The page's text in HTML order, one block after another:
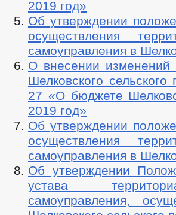
2019 год»
Об утверждении
осуществления
самоуправления в
О внесении изменений
Шелковского
27 «О бюджете
2019 год»
Об утверждении
осуществления
самоуправления в
Об утверждении
устава
самоуправления,